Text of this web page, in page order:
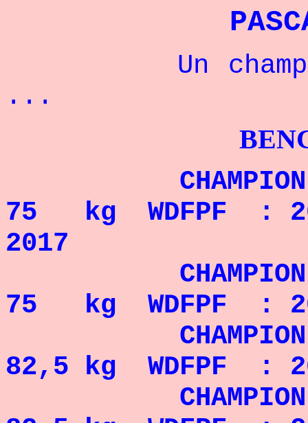
Un champion
...
CHAMPION
75 kg WDFPF :
2017
CHAMPION
75 kg WDFPF :
CHAMPION
82,5 kg WDFPF :
CHAMPION